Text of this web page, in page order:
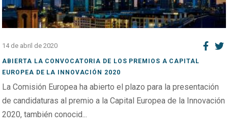
14 de abril de 2020
ABIERTA LA CONVOCATORIA DE LOS PREMIOS A CAPITAL
EUROPEA DE LA INNOVACIÓN 2020
La Comisión Europea ha abierto el plazo para la presentación
de candidaturas al premio a la Capital Europea de la Innovación
2020, también conocid...